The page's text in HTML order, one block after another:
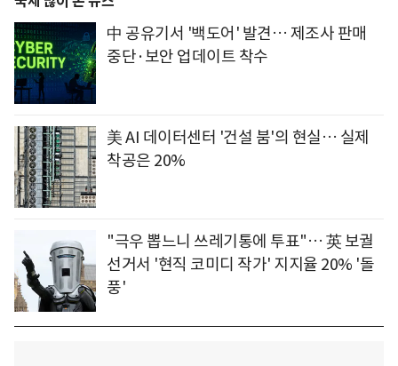
中 공유기서 '백도어' 발견… 제조사 판매
중단·보안 업데이트 착수
美 AI 데이터센터 '건설 붐'의 현실… 실제
착공은 20%
"극우 뽑느니 쓰레기통에 투표"… 英 보궐
선거서 '현직 코미디 작가' 지지율 20% '돌
풍'